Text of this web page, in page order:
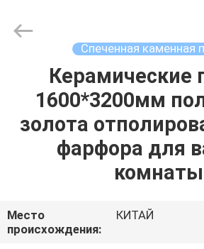
ДОМОЙ
ПРОДУКТЫ
ВИДЕОЗАПИСИ
О
НАС
CERAMICS
CO.,LTD..
Спеченная каменная
Керамические
1600*3200мм
золота
фарфора для
комнаты
Место
происхождения:
КИТАЙ